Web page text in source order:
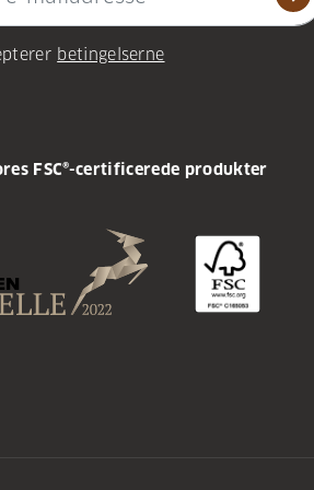
betingelserne
FSC®-certificerede produkter